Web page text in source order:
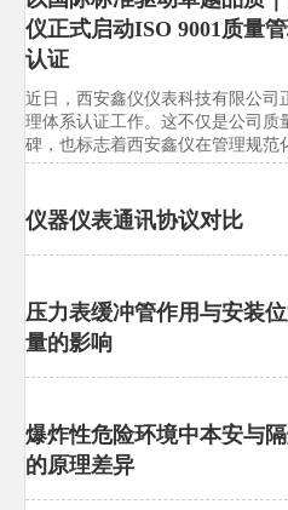
仪正式启动ISO 9001质量
认证
近日，西安鑫仪仪表科技有限公司
理体系认证工作。这不仅是公司质
碑，也标志着西安鑫仪在管理规范
的发展道路上迈出了坚实一步。
仪器仪表通讯协议对比
压力表缓冲管作用与安装
量的影响
爆炸性危险环境中本安与
的原理差异
区，中国展团预订率达92%
汉诺威工博会新增智能试验装备展
放试验设备国际化升级信号。本文
校准、交付与远程服务的影响，帮
试验设备行业关注：洋山港试行试
均缩短3.2天，并将ISO 14001、
东南亚多国启动试验设备能
强制计划
试验设备行业迎来新变局：东南亚
制计划，印尼、越南、泰国将对恒
理。快速了解IE3门槛、ASEAN测